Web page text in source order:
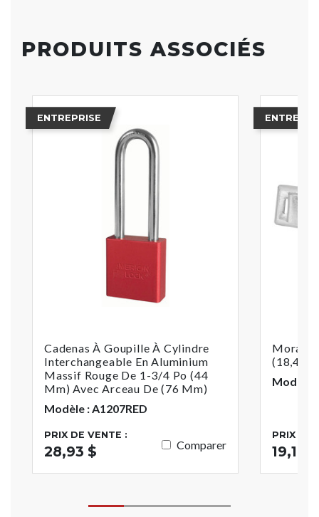
PRODUITS ASSOCIÉS
ENTREPRISE
Cadenas À Goupille À Cylindre
Interchangeable En Aluminium
Massif Rouge De 1-3/4 Po (44
Mm) Avec Arceau De (76 Mm)
Modèle : A1207RED
PRIX DE VENTE :
28,93 $ Comparer
(18,4
Modèle
PRIX DE
19,17 $